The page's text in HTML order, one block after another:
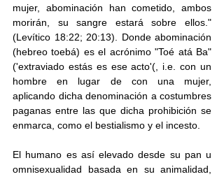
mujer, abominación han cometido, ambos
morirán, su sangre estará sobre ellos."
(Levítico 18:22; 20:13). Donde abominación
(hebreo toebá) es el acrónimo "Toé atá Ba"
('extraviado estás es ese acto'(, i.e. con un
hombre en lugar de con una mujer,
aplicando dicha denominación a costumbres
paganas entre las que dicha prohibición se
enmarca, como el bestialismo y el incesto.
El humano es así elevado desde su pan u
omnisexualidad basada en su animalidad,